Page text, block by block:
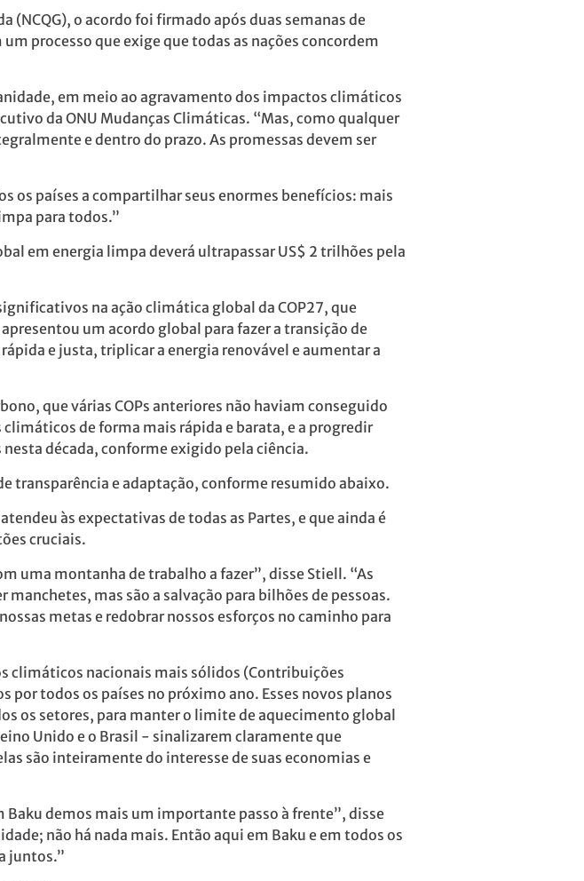
o acordo foi firmado após duas semanas de
processo que exige que todas as nações concordem
em meio ao agravamento dos impactos climáticos
da ONU Mudanças Climáticas. “Mas, como qualquer
e dentro do prazo. As promessas devem ser
os países a compartilhar seus enormes benefícios: mais
para todos.”
em energia limpa deverá ultrapassar US$ 2 trilhões pela
na ação climática global da COP27, que
um acordo global para fazer a transição de
e justa, triplicar a energia renovável e aumentar a
que várias COPs anteriores não haviam conseguido
de forma mais rápida e barata, e a progredir
década, conforme exigido pela ciência.
transparência e adaptação, conforme resumido abaixo.
às expectativas de todas as Partes, e que ainda é
cruciais.
uma montanha de trabalho a fazer”, disse Stiell. “As
mas são a salvação para bilhões de pessoas.
metas e redobrar nossos esforços no caminho para
climáticos nacionais mais sólidos (Contribuições
por todos os países no próximo ano. Esses novos planos
os setores, para manter o limite de aquecimento global
Unido e o Brasil - sinalizarem claramente que
são inteiramente do interesse de suas economias e
demos mais um importante passo à frente”, disse
não há nada mais. Então aqui em Baku e em todos os
juntos.”